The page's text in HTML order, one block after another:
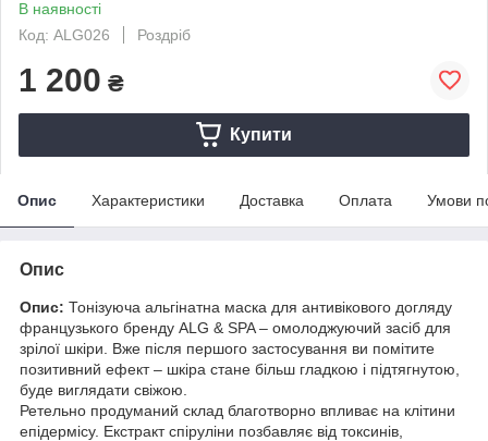
В наявності
Код: ALG026
Роздріб
1 200 ₴
Купити
Опис Характеристики Доставка Оплата Умови
Опис
Опис: Тонізуюча альгінатна маска для антивікового догляду
французького бренду ALG & SPA – омолоджуючий засіб для
зрілої шкіри. Вже після першого застосування ви помітите
позитивний ефект – шкіра стане більш гладкою і підтягнутою,
буде виглядати свіжою.
Ретельно продуманий склад благотворно впливає на клітини
епідермісу. Екстракт спіруліни позбавляє від токсинів,